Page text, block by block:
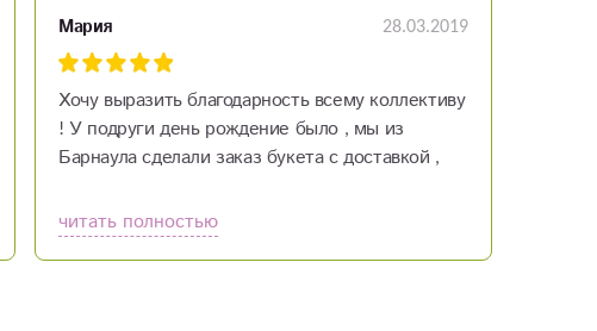
Мария 28.03.2019
Хочу выразить благодарность всему коллективу
! У подруги день рождение было , мы из
Барнаула сделали заказ букета с доставкой ,
очень порадовало ,что прежде чем отправлять
букет мне его сфотографировали и отправили
читать полностью